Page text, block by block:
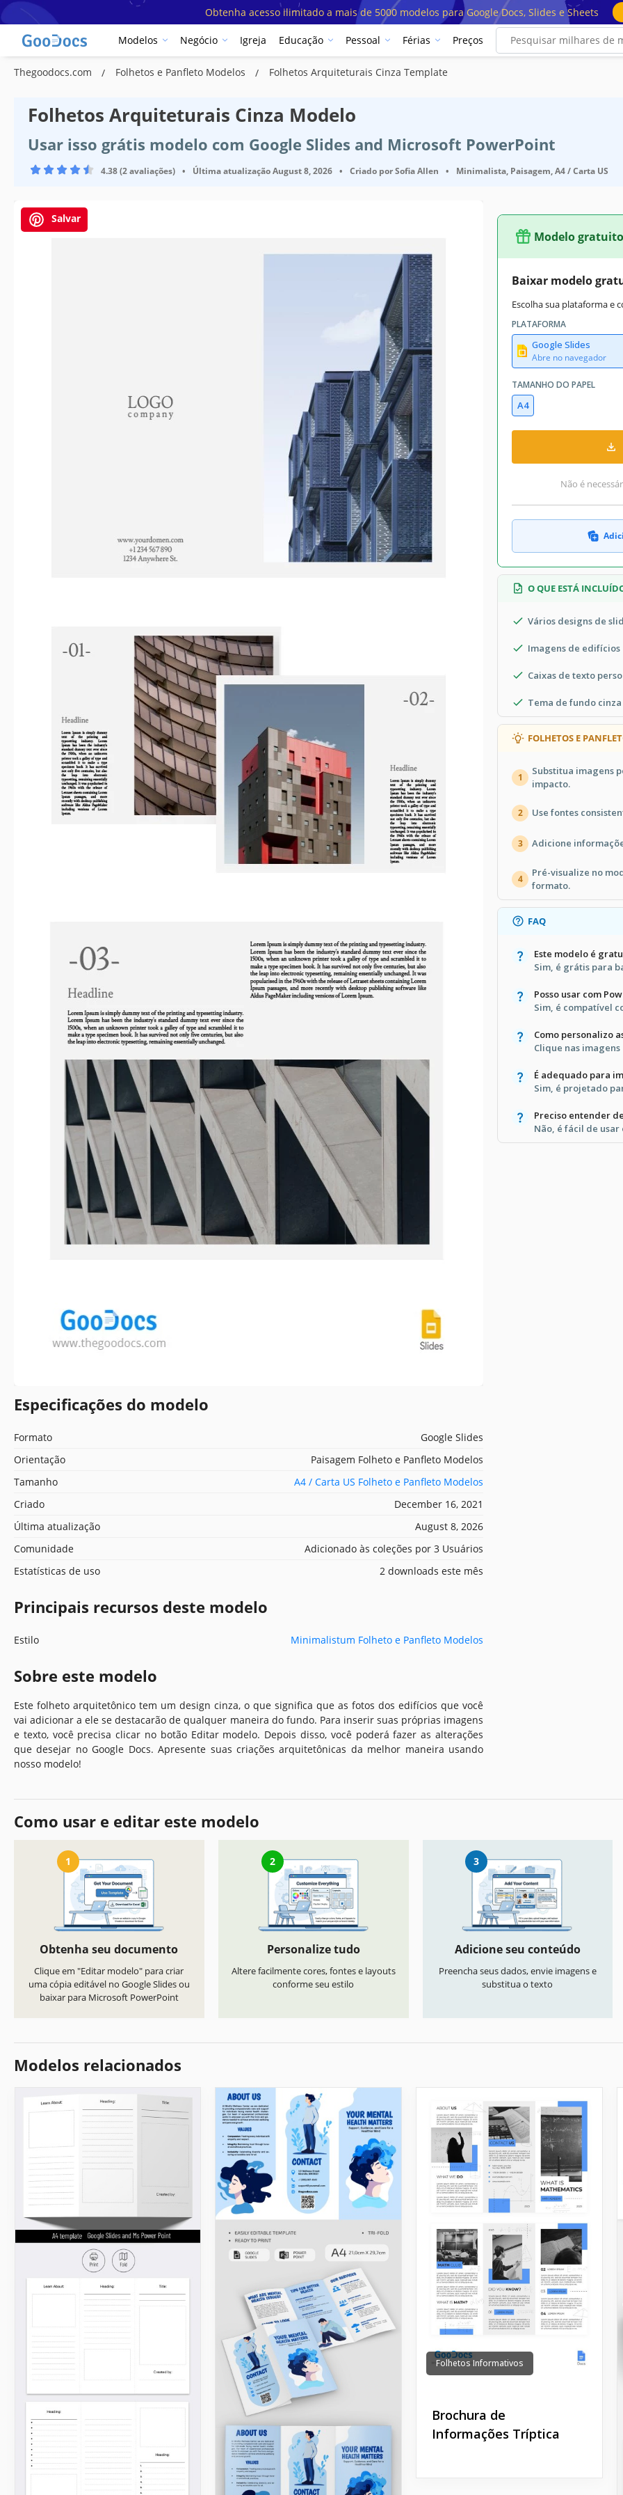
Obtenha acesso ilimitado a mais de 5000 modelos para Google Docs, Slides e Sheets
Modelos Negócio Igreja Educação Pessoal Férias Preços
Thegoodocs.com Folhetos e Panfleto Modelos Folhetos Arquiteturais Cinza Template
Folhetos Arquiteturais Cinza Modelo
Usar isso grátis modelo com Google Slides and Microsoft PowerPoint
4.38 (2 avaliações) • Última atualizaçãoAugust 8, 2026 • Criado porSofia Allen • Minimalista, Paisagem, A4 / Carta US
Salvar
Especificações do modelo
Formato
Google Slides
Orientação
Paisagem Folheto e Panfleto Modelos
Tamanho
A4 / Carta US Folheto e Panfleto Modelos
Criado
December 16, 2021
Última atualização
August 8, 2026
Comunidade
Adicionado às coleções por 3 Usuários
Estatísticas de uso
2 downloads este mês
Principais recursos deste modelo
Estilo Minimalistum Folheto e Panfleto Modelos
Sobre este modelo
Este folheto arquitetônico tem um design cinza, o que significa que as fotos dos edifícios que você
vai adicionar a ele se destacarão de qualquer maneira do fundo. Para inserir suas próprias imagens
e texto, você precisa clicar no botão Editar modelo. Depois disso, você poderá fazer as alterações
que desejar no Google Docs. Apresente suas criações arquitetônicas da melhor maneira usando
nosso modelo!
Modelo gratuito
Baixar modelo
Escolha sua plataforma e
PLATAFORMA
Google Slides
Abre no navegador
TAMANHO DO PAPEL
A4
Não é
O QUE ESTÁ
Vários designs de
Imagens de
Caixas de texto
Tema de fundo
FOLHETOS E
1
Substitua imagens
impacto.
2 Use fontes
3 Adicione
4
Pré-visualize no
formato.
FAQ
Este modelo é
Sim, é grátis para
Posso usar com
Sim, é compatível
Como personalizo
Clique nas
É adequado para
Sim, é projetado
Preciso entender
Não, é fácil de
Como usar e editar este modelo
1
Obtenha seu documento
Clique em "Editar modelo" para criar
uma cópia editável no Google Slides ou
baixar para Microsoft PowerPoint
2
Personalize tudo
Altere facilmente cores, fontes e layouts
conforme seu estilo
3
Adicione seu conteúdo
Preencha seus dados, envie imagens e
substitua o texto
Modelos relacionados
Folhetos Informativos
Brochura de
Informações Tríptica